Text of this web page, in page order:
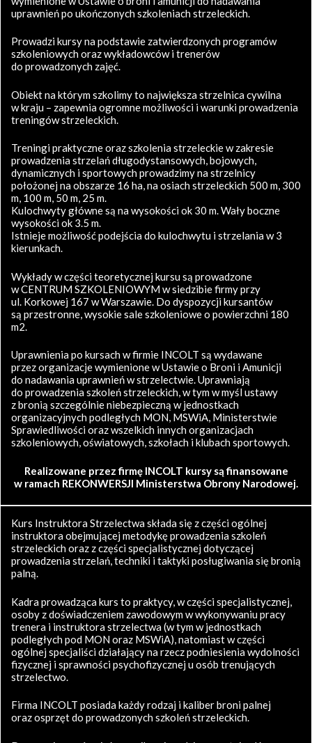
uprawnień po ukończonych szkoleniach strzeleckich.
Prowadzi kursy na podstawie zatwierdzonych programów
szkoleniowych oraz wykładowców i trenerów
do prowadzonych zajęć.
Obiekt na którym szkolimy to największa strzelnica cywilna
w kraju – zapewnia ogromne możliwości i warunki prowadzenia
treningów strzeleckich.
Treningi praktyczne oraz szkolenia strzeleckie w zakresie
prowadzenia strzelań długodystansowych, bojowych,
dynamicznych i sportowych prowadzimy na strzelnicy
położonej na obszarze 16 ha, na osiach strzeleckich 500 m, 300
m, 100 m, 50 m, 25 m.
Kulochwyty główne są na wysokości ok 30 m. Wały boczne
wysokości ok 3.5 m.
Istnieje możliwość podejścia do kulochwytu i strzelania w 3
kierunkach.
Wykłady w części teoretycznej kursu są prowadzone
w CENTRUM SZKOLENIOWYM w siedzibie firmy przy
ul. Korkowej 167 w Warszawie. Do dyspozycji kursantów
są przestronne, wysokie sale szkoleniowe o powierzchni 180
m2.
Uprawnienia po kursach w firmie INCOLT są wydawane
przez organizacje wymienione w Ustawie o Broni i Amunicji
do nadawania uprawnień w strzelectwie. Uprawniają
do prowadzenia szkoleń strzeleckich, w tym w myśl ustawy
z bronią szczególnie niebezpieczną w jednostkach
organizacyjnych podległych MON, MSWiA, Ministerstwie
Sprawiedliwości oraz wszelkich innych organizacjach
szkoleniowych, oświatowych, szkołach i klubach sportowych.
Realizowane przez firmę INCOLT kursy są finansowane
w ramach REKONWERSJI Ministerstwa Obrony Narodowej.
Kurs Instruktora Strzelectwa składa się z części ogólnej
instruktora obejmującej metodykę prowadzenia szkoleń
strzeleckich oraz z części specjalistycznej dotyczącej
prowadzenia strzelań, techniki i taktyki posługiwania się bronią
palną.
Kadra prowadząca kurs to praktycy, w części specjalistycznej,
osoby z doświadczeniem zawodowym w wykonywaniu pracy
trenera i instruktora strzelectwa (w tym w jednostkach
podległych pod MON oraz MSWiA), natomiast w części
ogólnej specjaliści działający na rzecz podniesienia wydolności
fizycznej i sprawności psychofizycznej u osób trenujących
strzelectwo.
Firma INCOLT posiada każdy rodzaj i kaliber broni palnej
oraz osprzęt do prowadzonych szkoleń strzeleckich.